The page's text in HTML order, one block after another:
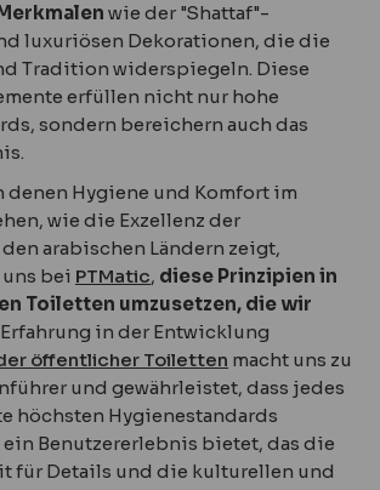
wie der "Shattaf"-
luxuriösen Dekorationen, die die
Tradition widerspiegeln. Diese
erfüllen nicht nur hohe
sondern bereichern auch das
denen Hygiene und Komfort im
wie die Exzellenz der
arabischen Ländern zeigt,
bei PTMatic, diese Prinzipien in
Toiletten umzusetzen, die wir
in der Entwicklung
öffentlicher Toiletten macht uns zu
und gewährleistet, dass jedes
höchsten Hygienestandards
Benutzererlebnis bietet, das die
für Details und die kulturellen und